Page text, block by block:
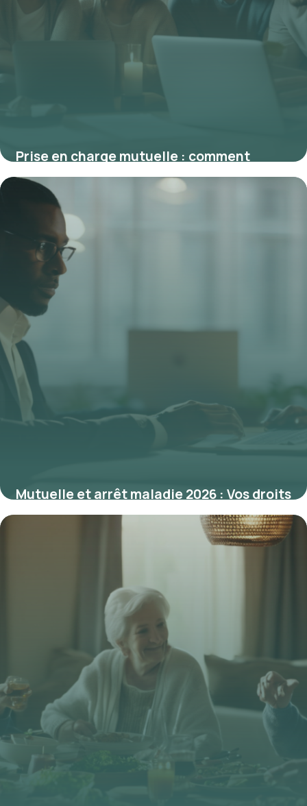
Prise en charge mutuelle : comment
optimiser votre remboursement santé
16 février 2026
Mutuelle et arrêt maladie 2026 : Vos droits
mis à jour et explications